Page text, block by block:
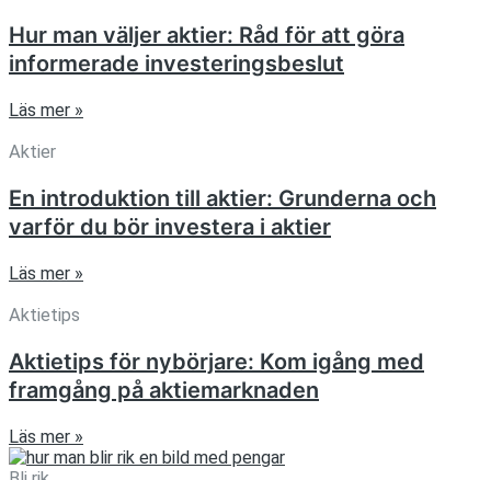
Hur man väljer aktier: Råd för att göra
informerade investeringsbeslut
Läs mer »
Aktier
En introduktion till aktier: Grunderna och
varför du bör investera i aktier
Läs mer »
Aktietips
Aktietips för nybörjare: Kom igång med
framgång på aktiemarknaden
Läs mer »